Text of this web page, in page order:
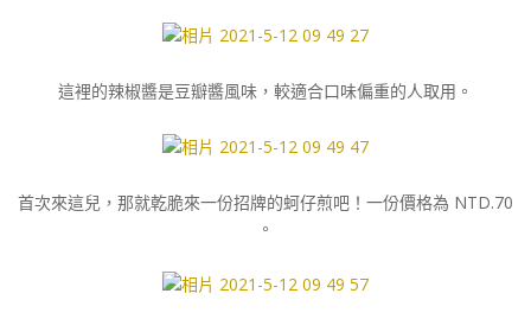
這裡的辣椒醬是豆瓣醬風味，較適合口味偏重的人取用。
首次來這兒，那就乾脆來一份招牌的蚵仔煎吧！一份價格為 NTD.70
。